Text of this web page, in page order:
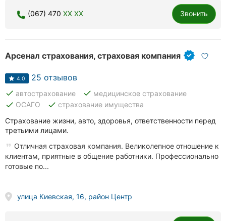
Кривой
Полтава
Черкассы
Черновцы
Ивано-
(067) 470 XX XX Звонить
Арсенал страхования, страховая компания
4.0 25 отзывов
done автострахование done медицинское страхование
done ОСАГО done страхование имущества
Страхование жизни, авто, здоровья, ответственности перед
третьими лицами.
Отличная страховая компания. Великолепное отношение к
клиентам, приятные в общение работники. Профессионально
готовые по...
улица Киевская, 16, район Центр